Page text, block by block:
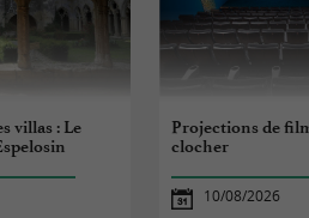
villas : Le
Projections de
clocher
10/08/2026